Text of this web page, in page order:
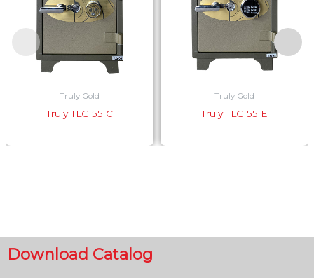
Truly Gold
Truly TLG 55 C
Truly Gold
Truly TLG 55 E
Download Catalog